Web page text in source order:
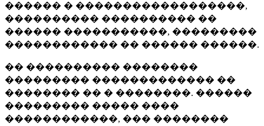
������ � ������������������,
���������� ���������� ��
������ �����������, ���������
������������ �� ������ ������.
�� ���������� ��������
��������� ������������� ��
�������� �� � ��������. ������
��������� ����� ����
������������, ��� ��������